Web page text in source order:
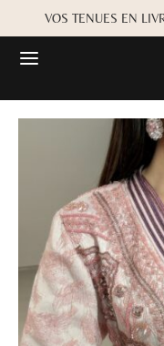
VOS TENUES EN